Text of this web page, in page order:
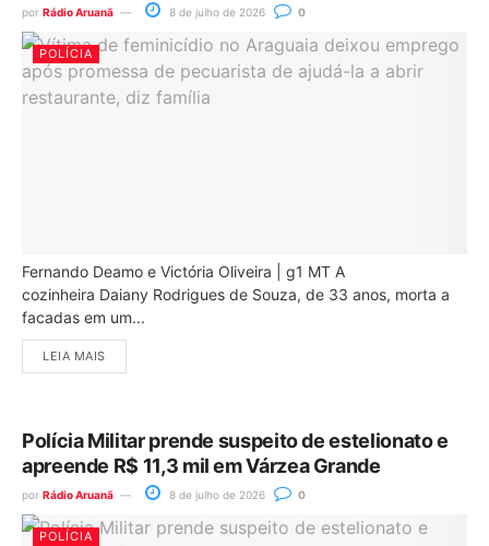
por Rádio Aruanã 8 de julho de 2026 0
POLÍCIA
Fernando Deamo e Victória Oliveira | g1 MT A
cozinheira Daiany Rodrigues de Souza, de 33 anos, morta a
facadas em um...
LEIA MAIS
Polícia Militar prende suspeito de estelionato e
apreende R$ 11,3 mil em Várzea Grande
por Rádio Aruanã 8 de julho de 2026 0
POLÍCIA